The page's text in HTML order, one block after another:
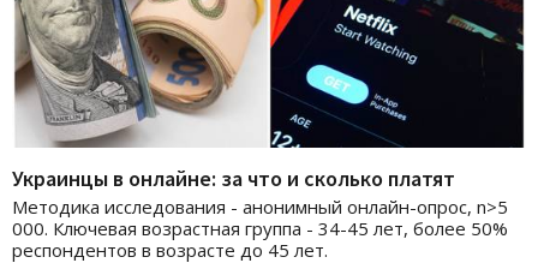
Украинцы в онлайне: за что и сколько платят
Методика исследования - анонимный онлайн-опрос, n>5
000. Ключевая возрастная группа - 34-45 лет, более 50%
респондентов в возрасте до 45 лет.